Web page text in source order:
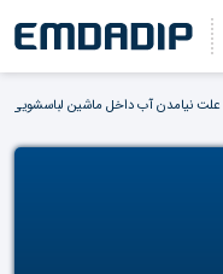
علت نیامدن آب داخل ماشین لباسشویی